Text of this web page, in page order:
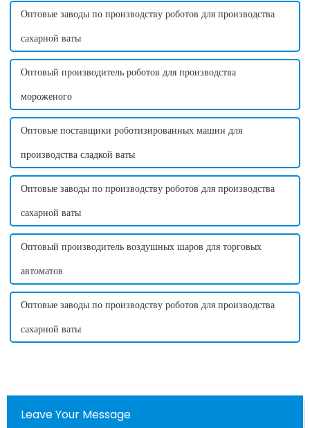
Оптовые заводы по производству роботов для производства
сахарной ваты
Оптовый производитель роботов для производства
мороженого
Оптовые поставщики роботизированных машин для
производства сладкой ваты
Оптовые заводы по производству роботов для производства
сахарной ваты
Оптовый производитель воздушных шаров для торговых
автоматов
Оптовые заводы по производству роботов для производства
сахарной ваты
Leave Your Message